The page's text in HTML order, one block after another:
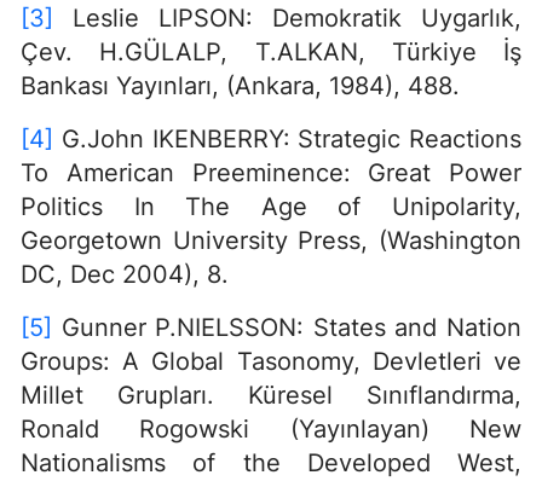
[3]
Leslie LIPSON: Demokratik Uygarlık,
Çev. H.GÜLALP, T.ALKAN, Türkiye İş
Bankası Yayınları, (Ankara, 1984), 488.
[4] G.John IKENBERRY: Strategic Reactions
To American Preeminence: Great Power
Politics In The Age of Unipolarity,
Georgetown University Press, (Washington
DC, Dec 2004), 8.
[5] Gunner P.NIELSSON: States and Nation
Groups: A Global Tasonomy, Devletleri ve
Millet Grupları. Küresel Sınıflandırma,
Ronald Rogowski (Yayınlayan) New
Nationalisms of the Developed West,